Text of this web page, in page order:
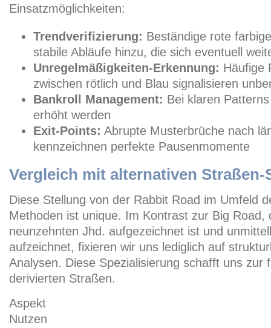
Einsatzmöglichkeiten:
Trendverifizierung: Beständige rote
stabile Abläufe hinzu, die sich eventuell
Unregelmäßigkeiten-Erkennung: Häufige
zwischen rötlich und Blau signalisieren
Bankroll Management: Bei klaren
erhöht werden
Exit-Points: Abrupte Musterbrüche nach
kennzeichnen perfekte Pausenmomente
Vergleich mit alternativen Straßen-
Diese Stellung von der Rabbit Road im Umfeld
Methoden ist unique. Im Kontrast zur Big Road,
neunzehnten Jhd. aufgezeichnet ist und
aufzeichnet, fixieren wir uns lediglich auf
Analysen. Diese Spezialisierung schafft uns zur
derivierten Straßen.
Aspekt
Nutzen